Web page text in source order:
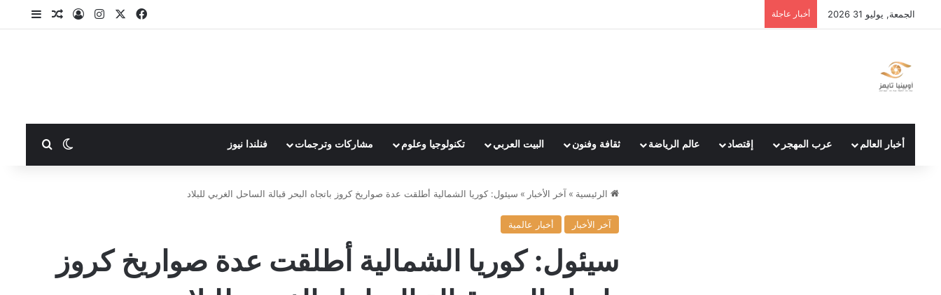
الجمعة, يوليو 31 2026 أخبار عاجلة فيسبوك انستقرامتسجيل الدخول
مقالإضافة
أخبار العالم عرب المهجر إقتصاد عالم الرياضة ثقافة وفنون البيت العربي تكنولوجيا وعلوم مشاركات وترجمات فنلندا نيوز الوضعبحث عن
الرئيسية » آخر الأخبار » سيئول: كوريا الشمالية أطلقت عدة صواريخ كروز باتجاه البحر قبالة الساحل الغربي للبلاد
آخر الأخبار أخبار عالمية
سيئول: كوريا الشمالية أطلقت عدة صواريخ كروز